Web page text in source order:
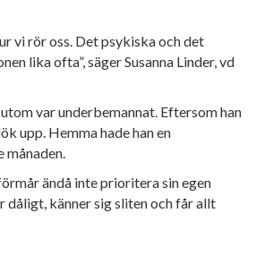
vi rör oss. Det psykiska och det
lika ofta”, säger Susanna Linder, vd
var underbemannat. Eftersom han
upp. Hemma hade han en
ändå inte prioritera sin egen
dåligt, känner sigsliten och får allt